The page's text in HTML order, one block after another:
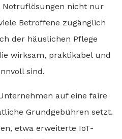
Notruflösungen nicht nur
Betroffene zugänglich
der häuslichen Pflege
wirksam, praktikabel und
sind.
auf eine faire
Grundgebühren setzt.
etwa erweiterte IoT-